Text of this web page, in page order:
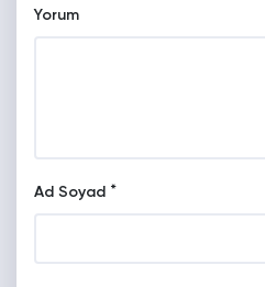
Yorum
Ad Soyad *